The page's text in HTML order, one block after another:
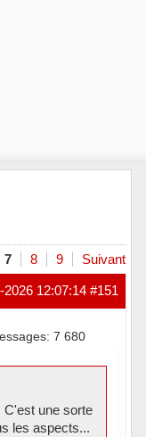
7 8 9 Suivant
#151
2026 12:07:14
7 680
C'est une sorte
les aspects...